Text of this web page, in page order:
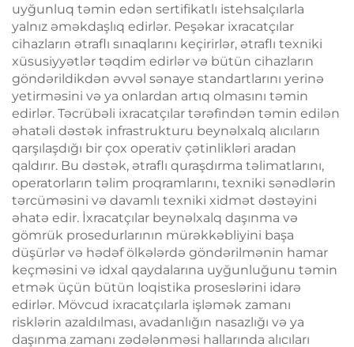
uyğunluq təmin edən sertifikatlı istehsalçılarla
yalnız əməkdaşlıq edirlər. Peşəkar ixracatçılar
cihazların ətraflı sınaqlarını keçirirlər, ətraflı texniki
xüsusiyyətlər təqdim edirlər və bütün cihazların
göndərildikdən əvvəl sənaye standartlarını yerinə
yetirməsini və ya onlardan artıq olmasını təmin
edirlər. Təcrübəli ixracatçılar tərəfindən təmin edilən
əhatəli dəstək infrastrukturu beynəlxalq alıcıların
qarşılaşdığı bir çox operativ çətinlikləri aradan
qaldırır. Bu dəstək, ətraflı quraşdırma təlimatlarını,
operatorların təlim proqramlarını, texniki sənədlərin
tərcüməsini və davamlı texniki xidmət dəstəyini
əhatə edir. İxracatçılar beynəlxalq daşınma və
gömrük prosedurlarının mürəkkəbliyini başa
düşürlər və hədəf ölkələrdə göndərilmənin hamar
keçməsini və idxal qaydalarına uyğunluğunu təmin
etmək üçün bütün loqistika proseslərini idarə
edirlər. Mövcud ixracatçılarla işləmək zamanı
risklərin azaldılması, avadanlığın nasazlığı və ya
daşınma zamanı zədələnməsi hallarında alıcıları